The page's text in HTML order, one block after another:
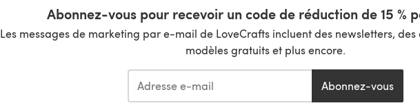
Abonnez-vous pour recevoir un code de réduction de 15 %
Les messages de marketing par e-mail de LoveCrafts incluent des newsletters,
modèles gratuits et plus encore.
Abonnez-vous